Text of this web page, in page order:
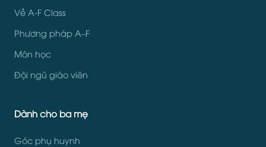
Về A-F Class
Phương pháp A–F
Môn học
Đội ngũ giáo viên
Dành cho ba mẹ
Góc phụ huynh